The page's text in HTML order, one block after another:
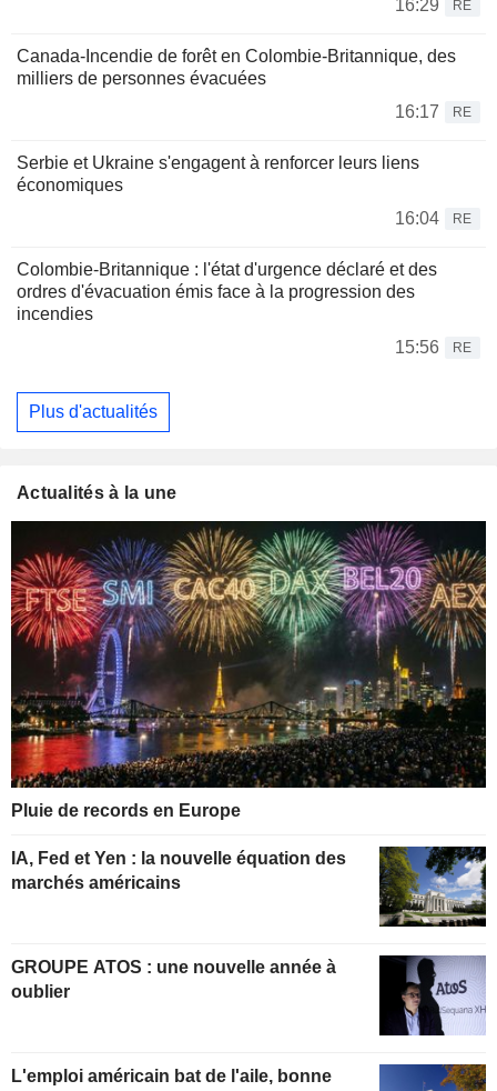
16:29 RE
Canada-Incendie de forêt en Colombie-Britannique, des
milliers de personnes évacuées
16:17
RE
Serbie et Ukraine s'engagent à renforcer leurs liens
économiques
16:04
RE
Colombie-Britannique : l'état d'urgence déclaré et des
ordres d'évacuation émis face à la progression des
incendies
15:56
RE
Plus d'actualités
Actualités à la une
Pluie de records en Europe
IA, Fed et Yen : la nouvelle équation des
marchés américains
GROUPE ATOS : une nouvelle année à
oublier
L'emploi américain bat de l'aile, bonne